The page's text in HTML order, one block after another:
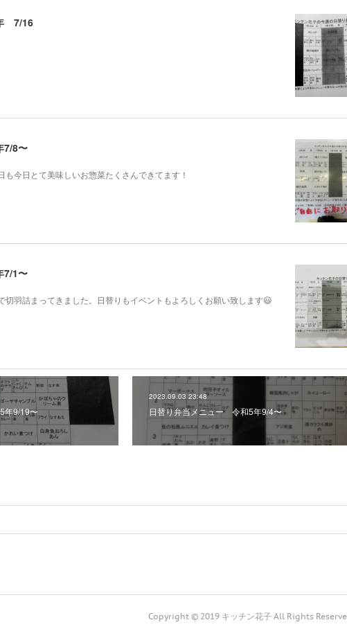
7/16
7/8〜
今日とて美味しいお惣菜たくさんできてます！
7/1〜
切羽詰まってきました。日替りもイベントもよろしくお願い致します😃
年9/19〜
2023.09.03 23:48
日替り弁当メニュー 令和5年9/4〜
Copyright © 2019 キッチン花子 All Rights